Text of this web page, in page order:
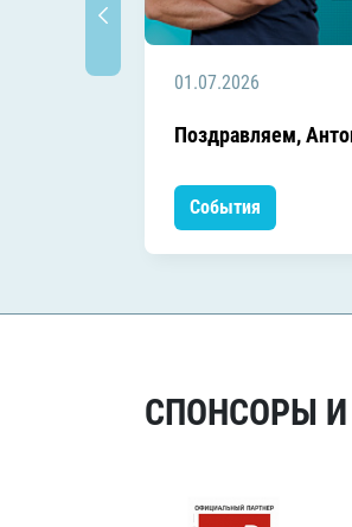
01.07.2026
Поздравляем,
События
СПОНСОРЫ И